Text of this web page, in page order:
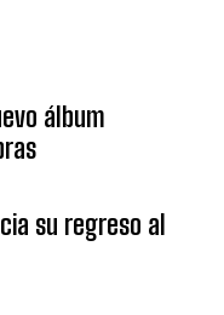
álbum
su regreso al